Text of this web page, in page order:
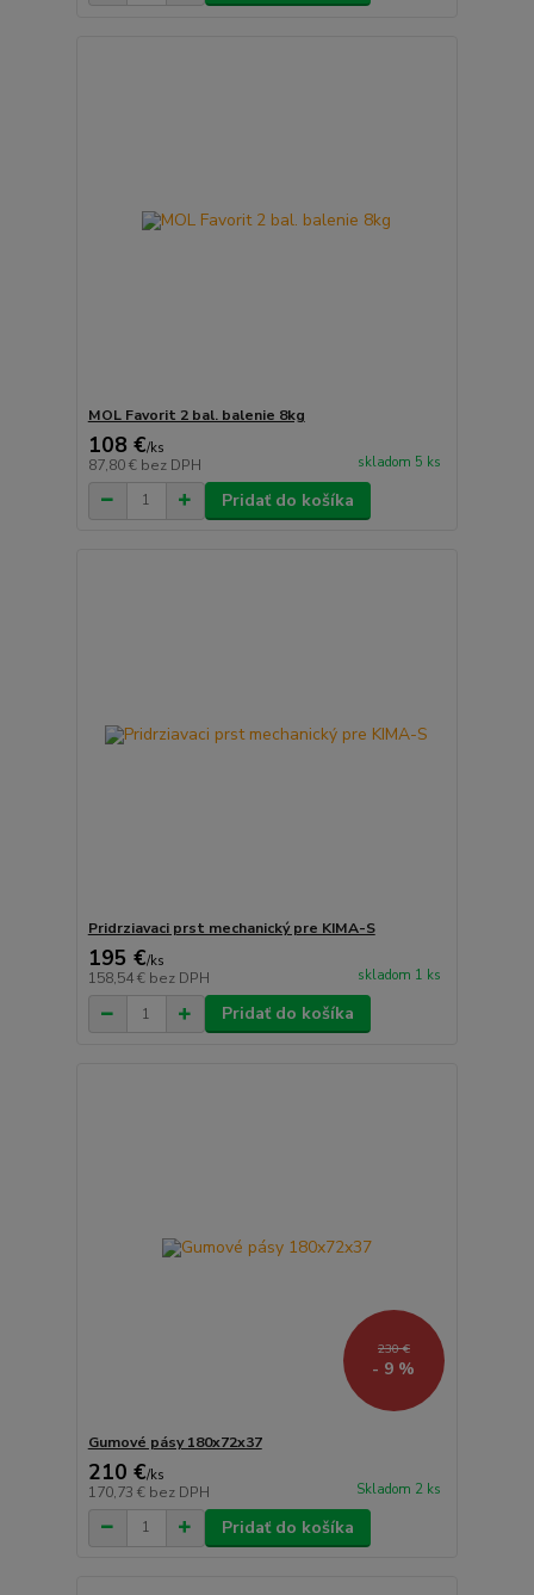
MOL Favorit 2 bal. balenie 8kg
108 €/ks
87,80 € bez DPH skladom 5 ks
Pridať do košíka
Pridrziavaci prst mechanický pre KIMA-S
195 €/ks
158,54 € bez DPH skladom 1 ks
Pridať do košíka
230 €
- 9 %
Gumové pásy 180x72x37
210 €/ks
170,73 € bez DPH Skladom 2 ks
Pridať do košíka